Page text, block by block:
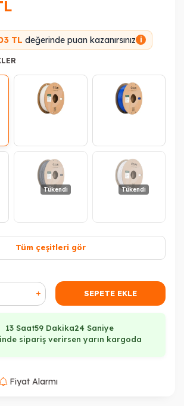
TL değerinde puan kazanırsınız i
Tükendi Tükendi
Tüm çeşitleri gör
SEPETE EKLE
13 Saat59 Dakika24 Saniye
sipariş verirsen yarın kargoda
Fiyat Alarmı